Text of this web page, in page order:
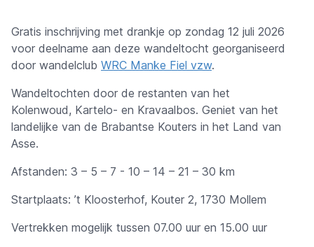
Gratis inschrijving met drankje op zondag 12 juli 2026
voor deelname aan deze wandeltocht georganiseerd
door wandelclub WRC Manke Fiel vzw.
Wandeltochten door de restanten van het
Kolenwoud, Kartelo- en Kravaalbos. Geniet van het
landelijke van de Brabantse Kouters in het Land van
Asse.
Afstanden: 3 – 5 – 7 - 10 – 14 – 21 – 30 km
Startplaats: ’t Kloosterhof, Kouter 2, 1730 Mollem
Vertrekken mogelijk tussen 07.00 uur en 15.00 uur